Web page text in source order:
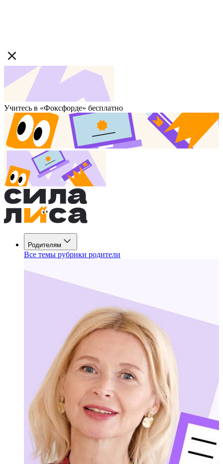
Учитесь в «Фоксфорде» бесплатно
Родителям
Все темы рубрики родители